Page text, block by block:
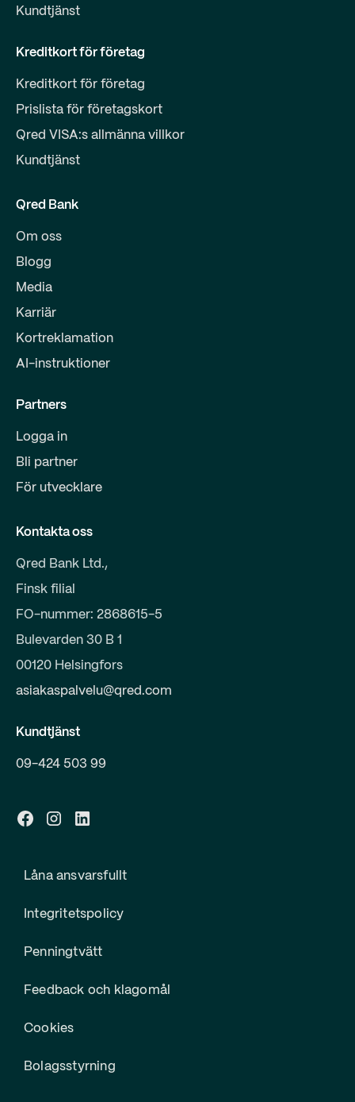
Kundtjänst
Kreditkort för företag
Kreditkort för företag
Prislista för företagskort
Qred VISA:s allmänna villkor
Kundtjänst
Qred Bank
Om oss
Blogg
Media
Karriär
Kortreklamation
AI-instruktioner
Partners
Logga in
Bli partner
För utvecklare
Kontakta oss
Qred Bank Ltd.,
Finsk filial
FO-nummer: 2868615-5
Bulevarden 30 B 1
00120 Helsingfors
asiakaspalvelu@qred.com
Kundtjänst
09-424 503 99
Låna ansvarsfullt
Integritetspolicy
Penningtvätt
Feedback och klagomål
Cookies
Bolagsstyrning